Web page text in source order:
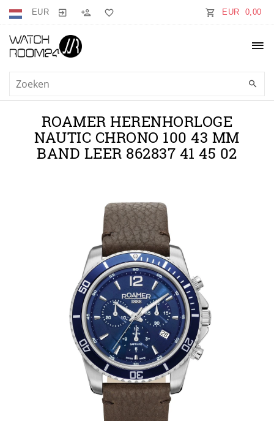
EUR EUR 0,00
ROAMER HERENHORLOGE
NAUTIC CHRONO 100 43 MM
BAND LEER 862837 41 45 02